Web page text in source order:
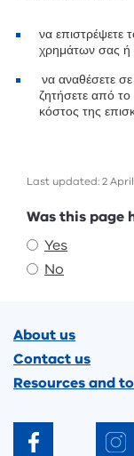
να επιστρέψετε
χρημάτων σας ή
να αναθέσετε
ζητήσετε από
κόστος της
Last updated: 2 April
Was this page
Yes
No
About us
Contact us
Resources and